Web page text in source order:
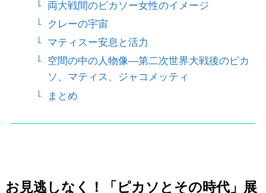
両大戦間のピカソー女性のイメージ
クレーの宇宙
マティスー安息と活力
空間の中の人物像―第二次世界大戦後のピカ
ソ、マティス、ジャコメッティ
まとめ
お見逃しなく！「ピカソとその時代」展